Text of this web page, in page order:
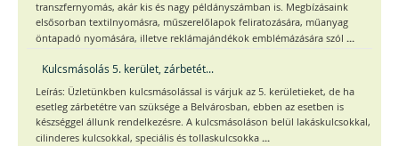
transzfernyomás, akár kis és nagy példányszámban is. Megbízásaink
elsősorban textilnyomásra, műszerelőlapok feliratozására, műanyag
öntapadó nyomására, illetve reklámajándékok emblémázására szól ...
Kulcsmásolás 5. kerület, zárbetét...
Leírás: Üzletünkben kulcsmásolással is várjuk az 5. kerületieket, de ha
esetleg zárbetétre van szüksége a Belvárosban, ebben az esetben is
készséggel állunk rendelkezésre. A kulcsmásoláson belül lakáskulcsokkal,
cilinderes kulcsokkal, speciális és tollaskulcsokka ...